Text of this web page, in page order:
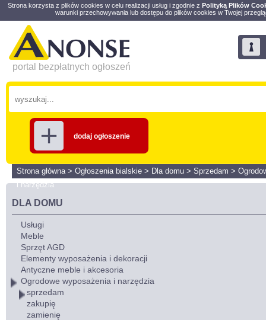
Strona korzysta z plików cookies w celu realizacji usług i zgodnie z Polityką Plików
warunki przechowywania lub dostępu do plików cookies w Twojej
portal bezpłatnych ogłoszeń
dodaj ogłoszenie
Strona główna> Ogłoszenia bialskie > Dla domu > Sprzedam >
i narzędzia
DLA DOMU
Usługi
Meble
Sprzęt AGD
Elementy wyposażenia i dekoracji
Antyczne meble i akcesoria
Ogrodowe wyposażenia i narzędzia
sprzedam
zakupię
zamienię